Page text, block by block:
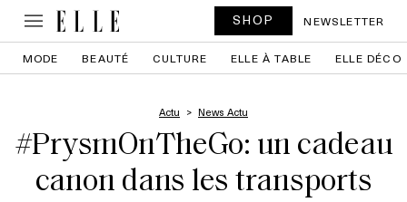
SHOP NEWSLETTER
MODE BEAUTÉ CULTURE ELLE À TABLE ELLE DÉCO
Actu News Actu
#PrysmOnTheGo: un cadeau
canon dans les transports